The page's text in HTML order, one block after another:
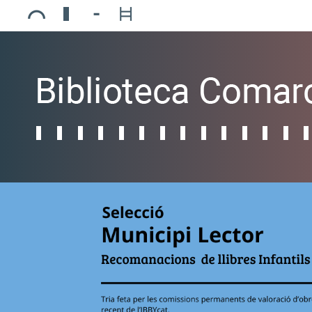
Ajuntament de Mollerussa
Biblioteca Comarcal Jaume Vila
Piscines de Mollerussa